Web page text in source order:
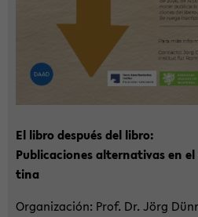
El libro después del libro:
Pu­bli­ca­cio­nes al­ter­na­tivas en
ti­na
Or­ga­ni­za­ción: Prof. Dr. Jörg